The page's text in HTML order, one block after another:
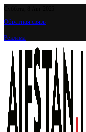
Обратная связь
Реклама